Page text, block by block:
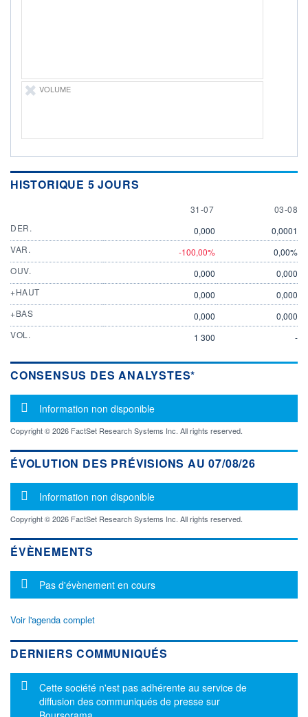
VOLUME
HISTORIQUE 5 JOURS
31 JULY
31-07 3
03-08
DER.
0,000
0,0001
VAR.
-100,00%
0,00%
OUV.
0,000
0,000
+HAUT
0,000
0,000
+BAS
0,000
0,000
VOL.
1 300 -
CONSENSUS DES ANALYSTES*
Message d'information
Information non disponible
Copyright © 2026 FactSet Research Systems Inc. All rights reserved.
ÉVOLUTION DES PRÉVISIONS AU 07/08/26
Message d'information
Information non disponible
Copyright © 2026 FactSet Research Systems Inc. All rights reserved.
ÉVÈNEMENTS
Message d'information
Pas d'évènement en cours
Voir l'agenda complet
DERNIERS COMMUNIQUÉS
Message d'information
Cette société n'est pas adhérente au service de
diffusion des communiqués de presse sur